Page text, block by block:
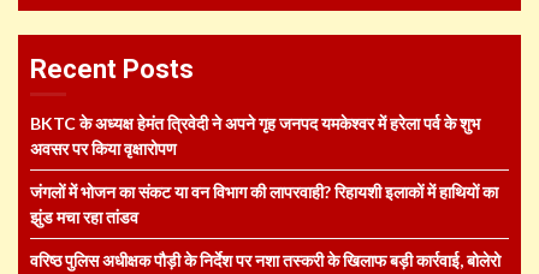
Recent Posts
BKTC के अध्यक्ष हेमंत त्रिवेदी ने अपने गृह जनपद यमकेश्वर में हरेला पर्व के शुभ
अवसर पर किया वृक्षारोपण
जंगलों में भोजन का संकट या वन विभाग की लापरवाही? रिहायशी इलाकों में हाथियों का
झुंड मचा रहा तांडव
वरिष्ठ पुलिस अधीक्षक पौड़ी के निर्देश पर नशा तस्करी के खिलाफ बड़ी कार्रवाई, बोलेरो